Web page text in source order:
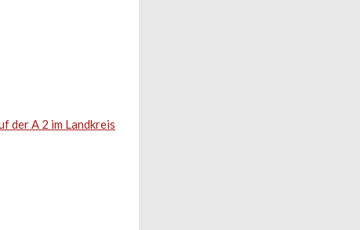
der A 2 im Landkreis